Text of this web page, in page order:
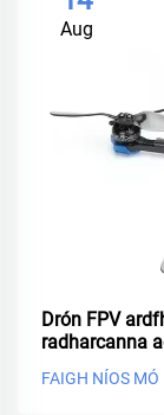
Aug
Drón FPV
radharcanna
FAIGH NÍOS MÓ